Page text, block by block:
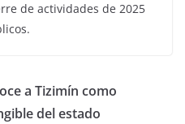
de actividades de 2025
a Tizimín como
del estado